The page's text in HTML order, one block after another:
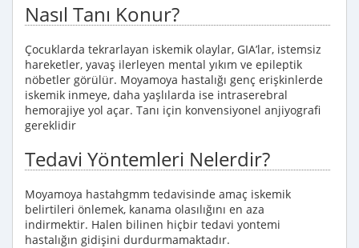
Nasıl Tanı Konur?
Çocuklarda tekrarlayan iskemik olaylar, GIA’lar, istemsiz
hareketler, yavaş ilerleyen mental yıkım ve epileptik
nöbetler görülür. Moyamoya hastalığı genç erişkinlerde
iskemik inmeye, daha yaşlılarda ise intraserebral
hemorajiye yol açar. Tanı için konvensiyonel anjiyografi
gereklidir
Tedavi Yöntemleri Nelerdir?
Moyamoya hastahgmm tedavisinde amaç iskemik
belirtileri önlemek, kanama olasılığını en aza
indirmektir. Halen bilinen hiçbir tedavi yontemi
hastalığın gidişini durdurmamaktadır.